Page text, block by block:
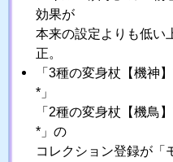
効果が
本来の設定よりも低い
正。
「3種の変身杖【機神
*」
「2種の変身杖【機鳥
*」の
コレクション登録が「